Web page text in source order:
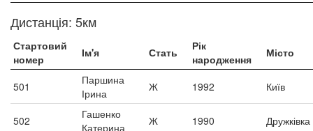
Дистанція: 5км
Стартовий
номер
Ім'я Стать
Рік
народження
Місто
501
Паршина
Ірина
Ж 1992 Київ
502
Гашенко
Катерина
Ж 1990 Дружківка